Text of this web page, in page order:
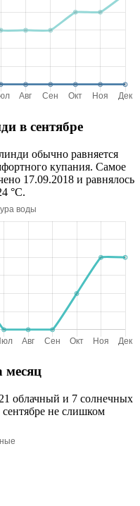
в сентябре
обычно равняется
купания. Самое
17.09.2018 и равнялось
°C.
месяц
облачный и 7 солнечных
не слишком